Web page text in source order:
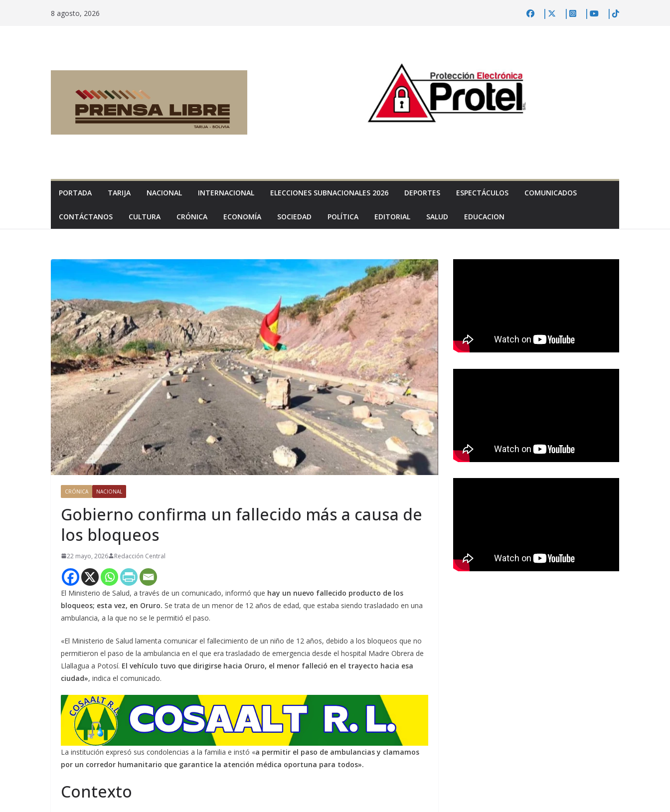
8 agosto, 2026
PORTADA TARIJA NACIONAL INTERNACIONAL ELECCIONES SUBNACIONALES 2026 DEPORTES ESPECTÁCULOS COMUNICADOS
CONTÁCTANOS CULTURA CRÓNICA ECONOMÍA SOCIEDAD POLÍTICA EDITORIAL SALUD EDUCACION
CRÓNICA NACIONAL
Gobierno confirma un fallecido más a causa de
los bloqueos
22 mayo, 2026 Redacción Central
El Ministerio de Salud, a través de un comunicado, informó que hay un nuevo fallecido producto de los
bloqueos; esta vez, en Oruro. Se trata de un menor de 12 años de edad, que estaba siendo trasladado en una
ambulancia, a la que no se le permitió el paso.
«El Ministerio de Salud lamenta comunicar el fallecimiento de un niño de 12 años, debido a los bloqueos que no
permitieron el paso de la ambulancia en el que era trasladado de emergencia desde el hospital Madre Obrera de
Llallagua a Potosí. El vehículo tuvo que dirigirse hacia Oruro, el menor falleció en el trayecto hacia esa
ciudad», indica el comunicado.
La institución expresó sus condolencias a la familia e instó «a permitir el paso de ambulancias y clamamos
por un corredor humanitario que garantice la atención médica oportuna para todos».
Contexto